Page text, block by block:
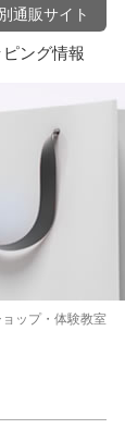
通販サイト
ング情報
ップ・体験教室